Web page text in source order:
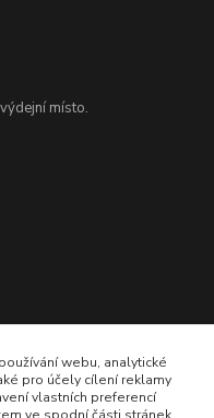
místo.
webu, analytické
pro účely cílení reklamy
vlastních preferencí